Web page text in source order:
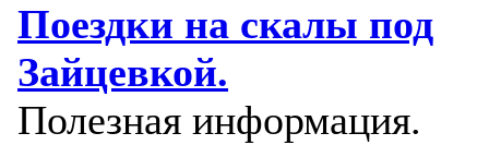
Поездки на скалы под
Зайцевкой.
Полезная информация.